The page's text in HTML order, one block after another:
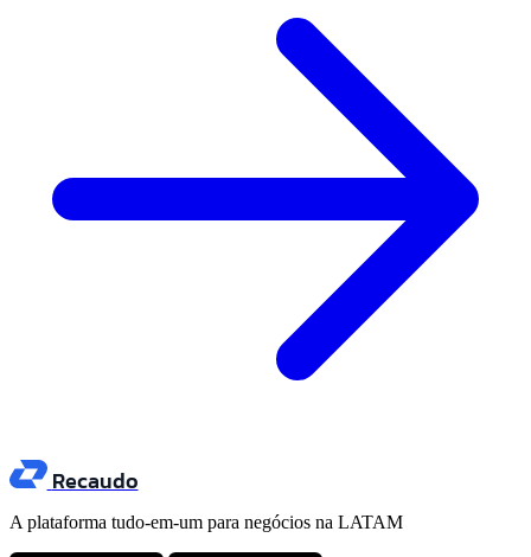
Recaudo
A plataforma tudo-em-um para negócios na LATAM